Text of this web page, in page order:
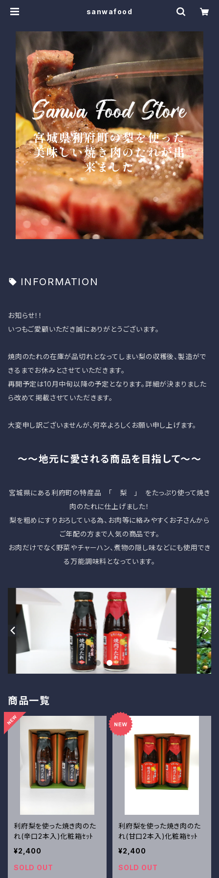
sanwafood
宮城県利府町の梨を使った
美味しい焼き肉のたれが出
来ました
INFORMATION
お知らせ！！
いつもご愛顧いただき誠にありがとうございます。
焼肉のたれの在庫が品切れとなってしまい梨の収穫後、製造がで
きるまでお休みとさせていただきます。
再開予定は10月中旬以降の予定となります。詳細が決まりました
ら改めて掲載させていただきます。
大変申し訳ございませんが、何卒よろしくお願い申し上げます。
～～地元に愛される商品を目指して～～
宮城県にある利府町の特産品 「 梨 」 をたっぷり使って焼き
肉のたれに仕上げました！
梨を粗めにすりおろしている為、お肉等に絡みやすくお子さんから
ご年配の方まで人気の商品です。
お肉だけでなく野菜やチャーハン、煮物の隠し味などにも使用でき
る万能調味料となっています。
商品一覧
利府梨を使った焼き肉のた
れ(辛口2本入)化粧箱ｾｯﾄ
¥2,400
SOLD OUT
利府梨を使った焼き肉のた
れ(甘口2本入)化粧箱ｾｯﾄ
¥2,400
SOLD OUT